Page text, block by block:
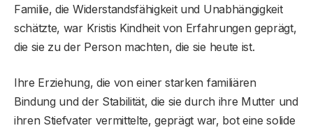
Familie, die Widerstandsfähigkeit und Unabhängigkeit
schätzte, war Kristis Kindheit von Erfahrungen geprägt,
die sie zu der Person machten, die sie heute ist.
Ihre Erziehung, die von einer starken familiären
Bindung und der Stabilität, die sie durch ihre Mutter und
ihren Stiefvater vermittelte, geprägt war, bot eine solide